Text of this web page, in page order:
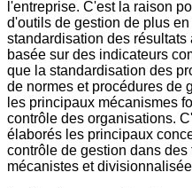
l'entreprise. C'est la raison
d'outils de gestion de plus
standardisation des
basée sur des indicateurs
que la standardisation des
de normes et procédures de
les principaux mécanismes
contrôle des organisations.
élaborés les principaux
contrôle de gestion dans
mécanistes et